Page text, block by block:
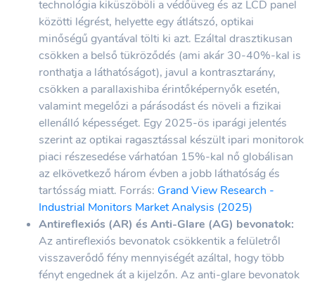
technológia kiküszöböli a védőüveg és az LCD panel
közötti légrést, helyette egy átlátszó, optikai
minőségű gyantával tölti ki azt. Ezáltal drasztikusan
csökken a belső tükröződés (ami akár 30-40%-kal is
ronthatja a láthatóságot), javul a kontrasztarány,
csökken a parallaxishiba érintőképernyők esetén,
valamint megelőzi a párásodást és növeli a fizikai
ellenálló képességet. Egy 2025-ös iparági jelentés
szerint az optikai ragasztással készült ipari monitorok
piaci részesedése várhatóan 15%-kal nő globálisan
az elkövetkező három évben a jobb láthatóság és
tartósság miatt. Forrás: Grand View Research -
Industrial Monitors Market Analysis (2025)
Antireflexiós (AR) és Anti-Glare (AG) bevonatok:
Az antireflexiós bevonatok csökkentik a felületről
visszaverődő fény mennyiségét azáltal, hogy több
fényt engednek át a kijelzőn. Az anti-glare bevonatok